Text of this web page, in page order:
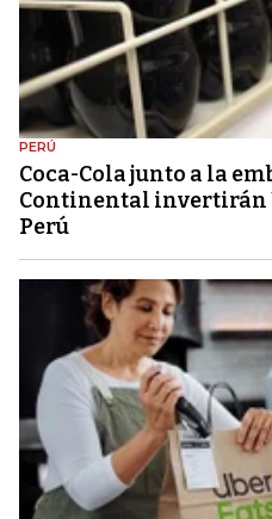
PERÚ
Coca-Cola junto a la
Continental invertirán
Perú